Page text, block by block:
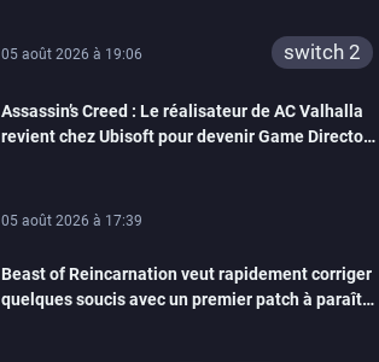
05 août 2026 à 19:06 switch 2
Assassin’s Creed : Le réalisateur de AC Valhalla
revient chez Ubisoft pour devenir Game Director
05 août 2026 à 17:39
Beast of Reincarnation veut rapidement corriger
quelques soucis avec un premier patch à paraître